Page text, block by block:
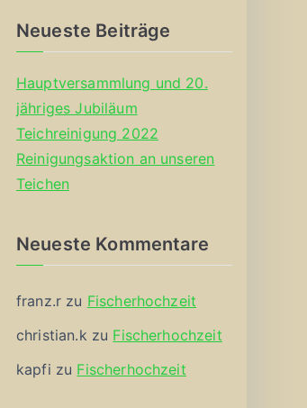
Neueste Beiträge
Hauptversammlung und 20.
jähriges Jubiläum
Teichreinigung 2022
Reinigungsaktion an unseren
Teichen
Neueste Kommentare
franz.r zu Fischerhochzeit
christian.k zu Fischerhochzeit
kapfi zu Fischerhochzeit